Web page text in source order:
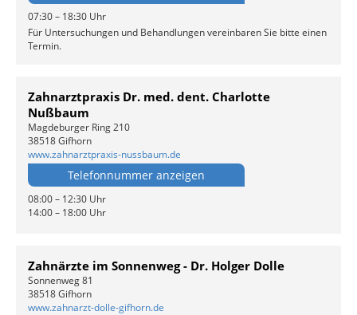
07:30 – 18:30 Uhr
Für Untersuchungen und Behandlungen vereinbaren Sie bitte einen
Termin.
Zahnarztpraxis Dr. med. dent. Charlotte
Nußbaum
Magdeburger Ring 210
38518 Gifhorn
www.zahnarztpraxis-nussbaum.de
Telefonnummer anzeigen
08:00 – 12:30 Uhr
14:00 – 18:00 Uhr
Zahnärzte im Sonnenweg - Dr. Holger Dolle
Sonnenweg 81
38518 Gifhorn
www.zahnarzt-dolle-gifhorn.de